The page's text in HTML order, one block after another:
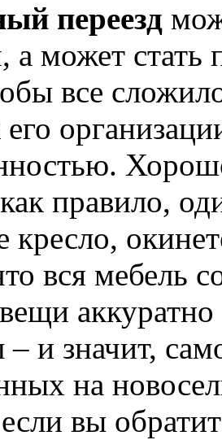
переезд
а может
все
правило,
вся мебель
и значит,
на
вы